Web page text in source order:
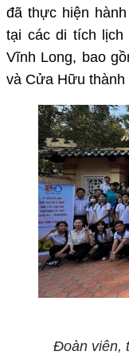
đã thực hiện
tại các di tích lịch
Vĩnh Long, bao
và Cửa Hữu thành
Đoàn viên,